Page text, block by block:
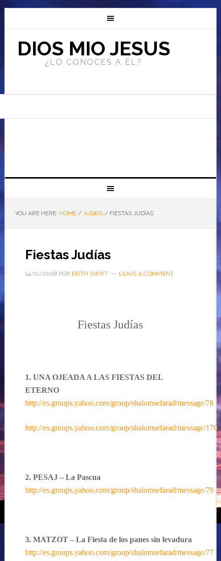
DIOS MIO JESUS
¿LO CONOCES A ÉL?
YOU ARE HERE: HOME / JUDÍOS /FIESTAS JUDÍAS
Fiestas Judías
14/11/2008 POR KEITH SWIFT LEAVE A COMMENT
Fiestas Judías
1. UNA OJEADA A LAS FIESTAS DEL
ETERNO
http://es.groups.yahoo.com/group/shalomsefarad/message/78
http://es.groups.yahoo.com/group/shalomsefarad/message/170
2. PESAJ – La Pascua
http://es.groups.yahoo.com/group/shalomsefarad/message/79
3. MATZOT – La Fiesta de los panes sin levadura
http://es.groups.yahoo.com/group/shalomsefarad/message/77